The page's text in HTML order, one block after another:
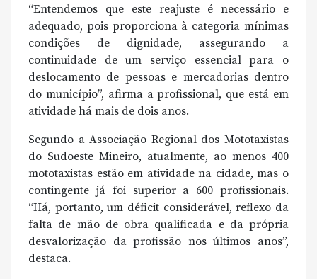
“Entendemos que este reajuste é necessário e
adequado, pois proporciona à categoria mínimas
condições de dignidade, assegurando a
continuidade de um serviço essencial para o
deslocamento de pessoas e mercadorias dentro
do município”, afirma a profissional, que está em
atividade há mais de dois anos.
Segundo a Associação Regional dos Mototaxistas
do Sudoeste Mineiro, atualmente, ao menos 400
mototaxistas estão em atividade na cidade, mas o
contingente já foi superior a 600 profissionais.
“Há, portanto, um déficit considerável, reflexo da
falta de mão de obra qualificada e da própria
desvalorização da profissão nos últimos anos”,
destaca.